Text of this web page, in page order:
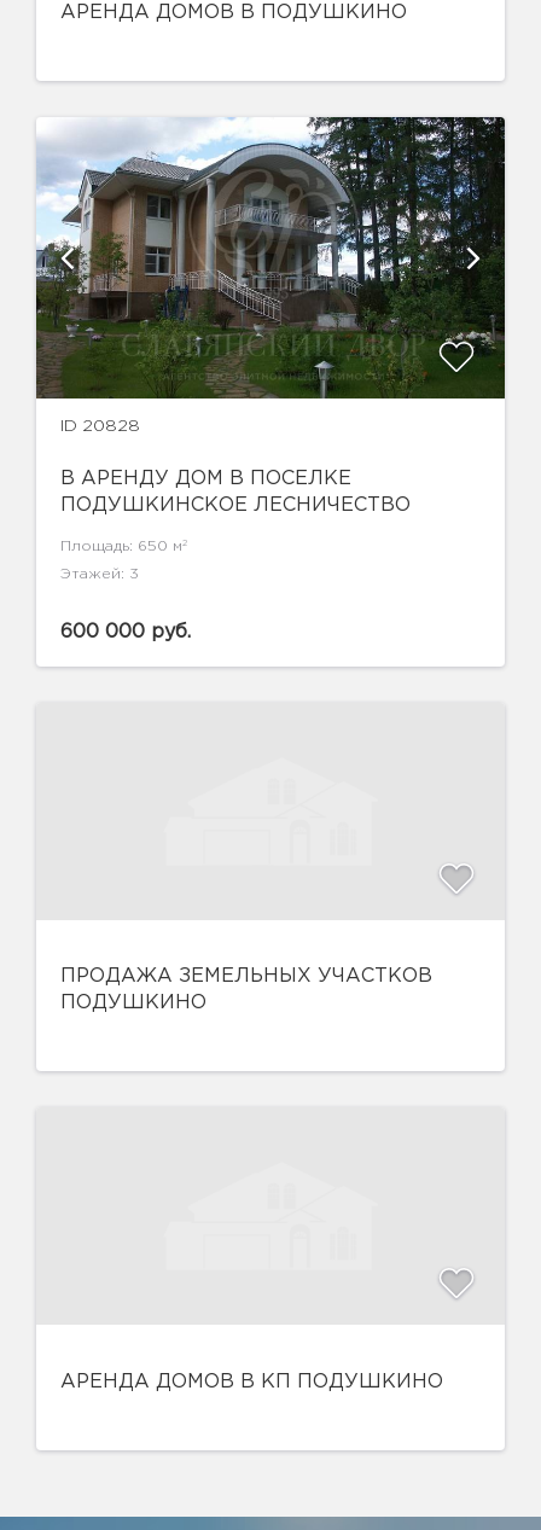
АРЕНДА ДОМОВ В ПОДУШКИНО
ID 20828
В АРЕНДУ ДОМ В ПОСЕЛКЕ
ПОДУШКИНСКОЕ ЛЕСНИЧЕСТВО
Площадь: 650 м 2
Этажей: 3
600 000 руб.
ПРОДАЖА ЗЕМЕЛЬНЫХ УЧАСТКОВ
ПОДУШКИНО
АРЕНДА ДОМОВ В КП ПОДУШКИНО